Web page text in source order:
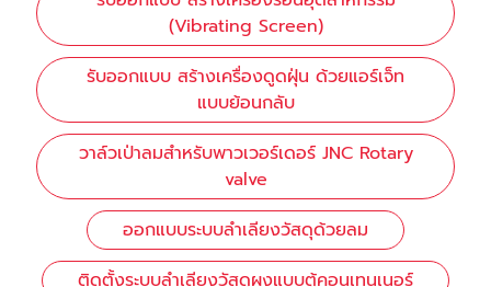
(Vibrating Screen)
รับออกแบบ สร้างเครื่องดูดฝุ่น ด้วยแอร์เจ็ท
แบบย้อนกลับ
วาล์วเป่าลมสำหรับพาวเวอร์เดอร์ JNC Rotary
valve
ออกแบบระบบลำเลียงวัสดุด้วยลม
ติดตั้งระบบลำเลียงวัสดุผงแบบตู้คอนเทนเนอร์